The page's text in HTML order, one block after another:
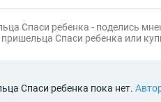
Спаси ребенка - поделись
Спаси ребенка или
Спаси ребенка пока нет.